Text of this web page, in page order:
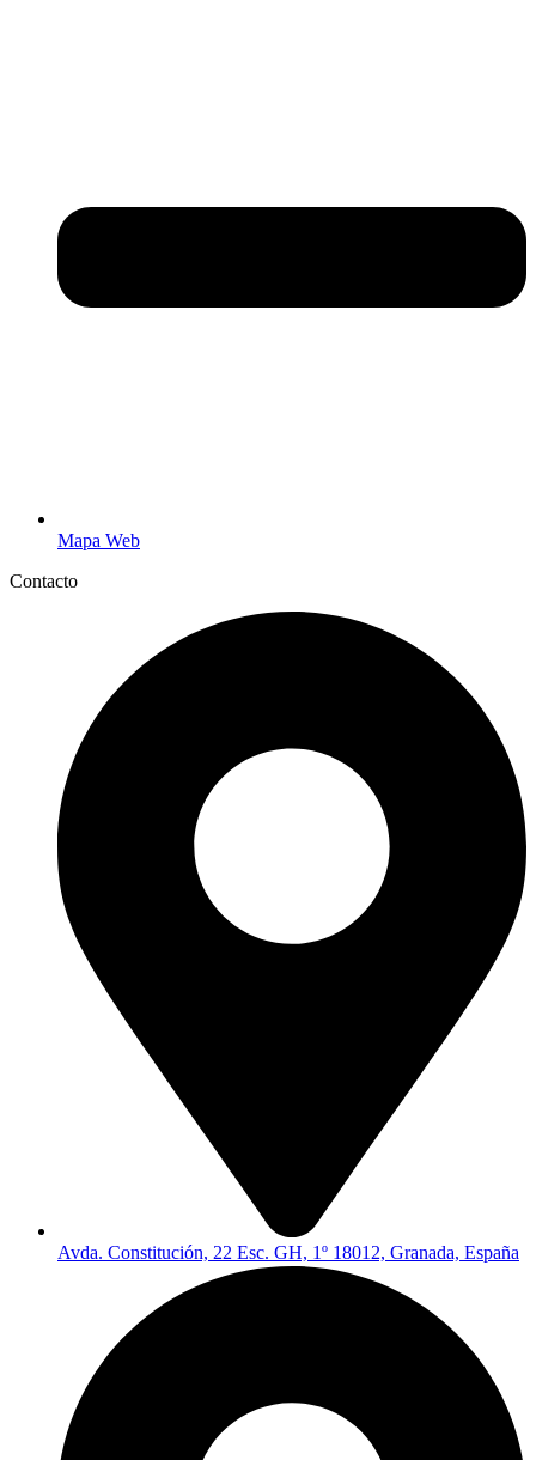
Mapa Web
Contacto
Avda. Constitución, 22 Esc. GH, 1º 18012, Granada, España